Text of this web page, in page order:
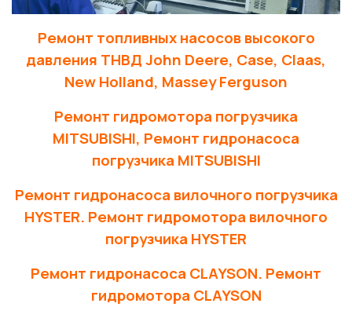
Ремонт топливных насосов высокого
давления ТНВД John Deere, Case, Claas,
New Holland, Massey Ferguson
Ремонт гидромотора погрузчика
MITSUBISHI, Ремонт гидронасоса
погрузчика MITSUBISHI
Ремонт гидронасоса вилочного погрузчика
HYSTER. Ремонт гидромотора вилочного
погрузчика HYSTER
Ремонт гидронасоса CLAYSON. Ремонт
гидромотора CLAYSON